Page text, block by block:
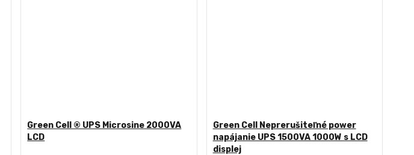
Green Cell ® UPS Microsine 2000VA
LCD
Green Cell Neprerušiteľné power
napájanie UPS 1500VA 1000W s LCD
displej